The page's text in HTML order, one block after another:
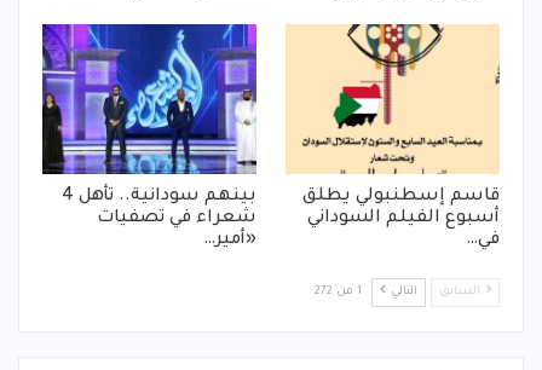
قاسم إسطنبولي يطلق
أسبوع الفيلم السوداني
في…
بينهم سودانية.. تأهل 4
شعراء في تصفيات
«أمير…
السابق التالي 1 من 272